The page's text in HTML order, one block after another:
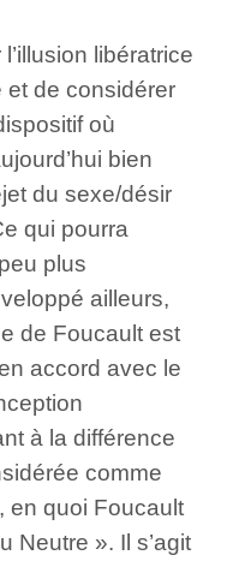
libératrice
et de considérer
où
bien
du sexe/désir
qui pourra
plus
ailleurs,
de Foucault est
accord avec le
à la différence
comme
en quoi Foucault
Neutre ». Il s’agit